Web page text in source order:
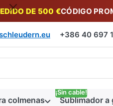
DE 500 €CÓDIGO
+386 40 697
primeros resultados
colmenas Sublimador a
¡Sin cable!